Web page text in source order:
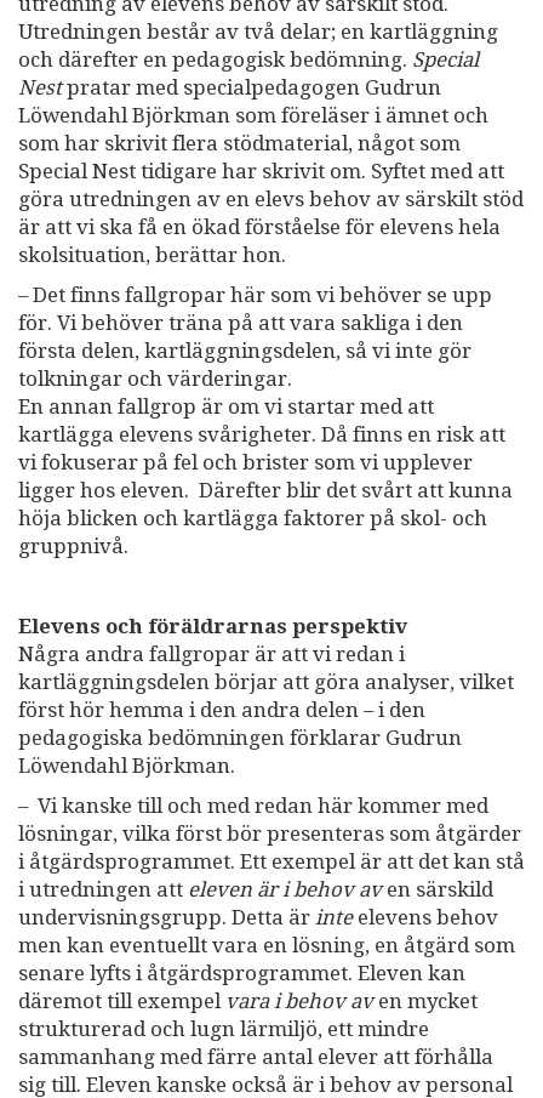
Utredningen består av två delar; en kartläggning
och därefter en pedagogisk bedömning. Special
Nestpratar med specialpedagogen Gudrun
Löwendahl Björkman som föreläser i ämnet och
som har skrivit flera stödmaterial, något som
Special Nest tidigare har skrivit om. Syftet med att
göra utredningen av en elevs behov av särskilt stöd
är att vi ska få en ökad förståelse för elevens hela
skolsituation, berättar hon.
– Det finns fallgropar här som vi behöver se upp
för. Vi behöver träna på att vara sakliga i den
första delen, kartläggningsdelen, så vi inte gör
tolkningar och värderingar.
En annan fallgrop är om vi startar med att
kartlägga elevens svårigheter. Då finns en risk att
vi fokuserar på fel och brister som vi upplever
ligger hos eleven. Därefter blir det svårt att kunna
höja blicken och kartlägga faktorer på skol- och
gruppnivå.
Elevens och föräldrarnas perspektiv
Några andra fallgropar är att vi redan i
kartläggningsdelen börjar att göra analyser, vilket
först hör hemma i den andra delen – i den
pedagogiska bedömningen förklarar Gudrun
Löwendahl Björkman.
– Vi kanske till och med redan här kommer med
lösningar, vilka först bör presenteras som åtgärder
i åtgärdsprogrammet. Ett exempel är att det kan stå
i utredningen att eleven är i behov aven särskild
undervisningsgrupp. Detta är inteelevens behov
men kan eventuellt vara en lösning, en åtgärd som
senare lyfts i åtgärdsprogrammet. Eleven kan
däremot till exempel vara i behov aven mycket
strukturerad och lugn lärmiljö, ett mindre
sammanhang med färre antal elever att förhålla
sig till. Eleven kanske också är i behov av personal